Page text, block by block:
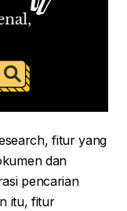
fitur yang
dan
pencarian
itu, fitur